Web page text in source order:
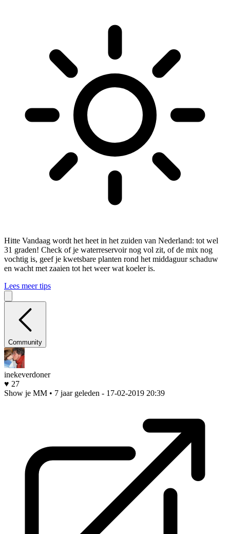
Hitte Vandaag wordt het heet in het zuiden van Nederland: tot wel
31 graden! Check of je waterreservoir nog vol zit, of de mix nog
vochtig is, geef je kwetsbare planten rond het middaguur schaduw
en wacht met zaaien tot het weer wat koeler is.
Lees meer tips
Community
inekeverdoner
♥ 27
Show je MM • 7 jaar geleden - 17-02-2019 20:39